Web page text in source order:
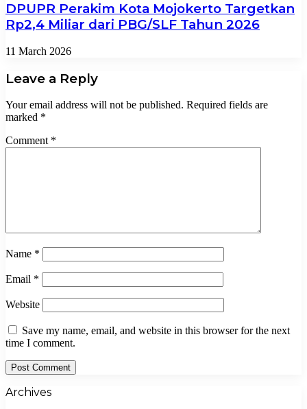
DPUPR Perakim Kota Mojokerto Targetkan
Rp2,4 Miliar dari PBG/SLF Tahun 2026
11 March 2026
Leave a Reply
Your email address will not be published. Required fields are
marked *
Comment *
Name *
Email *
Website
Save my name, email, and website in this browser for the next
time I comment.
Archives